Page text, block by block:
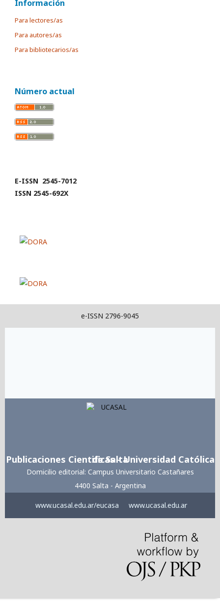
Información
Para lectores/as
Para autores/as
Para bibliotecarios/as
Número actual
E-ISSN 2545-7012
ISSN 2545-692X
e-ISSN 2796-9045
Publicaciones Cientificas - Universidad Católica de Salta
Domicilio editorial: Campus Universitario Castañares
4400 Salta - Argentina
www.ucasal.edu.ar/eucasa www.ucasal.edu.ar